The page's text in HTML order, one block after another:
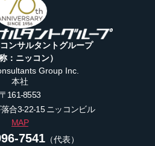
ンサルタントグループ
：ニッコン）
Group Inc.
本社
〒161-8553
合3-22-15ニッコンビル
MAP
7541（代表）